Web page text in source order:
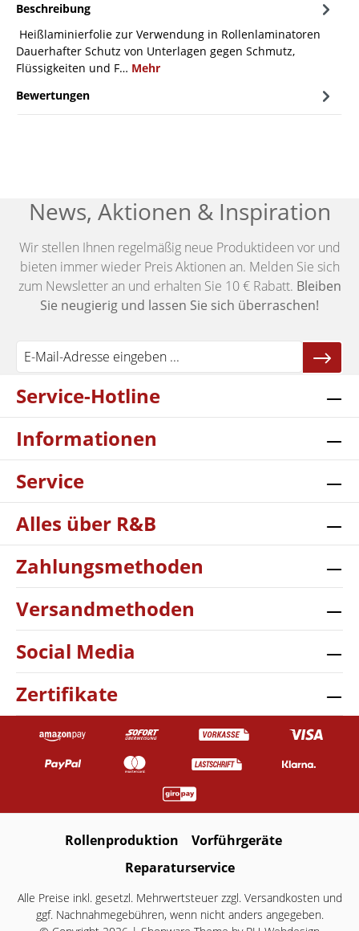
Beschreibung
Heißlaminierfolie zur Verwendung in Rollenlaminatoren
Dauerhafter Schutz von Unterlagen gegen Schmutz,
Flüssigkeiten und F… Mehr
Bewertungen
News, Aktionen & Inspiration
Wir stellen Ihnen regelmäßig neue Produktideen vor und
bieten immer wieder Preis Aktionen an. Melden Sie sich
zum Newsletter an und erhalten Sie 10 € Rabatt. Bleiben
Sie neugierig und lassen Sie sich überraschen!
Service-Hotline
Informationen
Service
Alles über R&B
Zahlungsmethoden
Versandmethoden
Social Media
Zertifikate
Rollenproduktion
Vorführgeräte
Reparaturservice
Alle Preise inkl. gesetzl. Mehrwertsteuer zzgl. Versandkostenund
ggf. Nachnahmegebühren, wenn nicht anders angegeben.